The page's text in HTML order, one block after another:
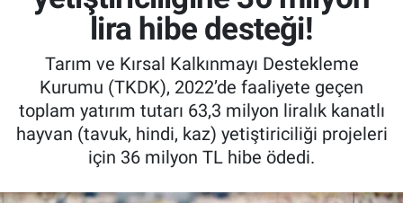
lira hibe desteği!
Tarım ve Kırsal Kalkınmayı Destekleme
Kurumu (TKDK), 2022’de faaliyete geçen
toplam yatırım tutarı 63,3 milyon liralık kanatlı
hayvan (tavuk, hindi, kaz) yetiştiriciliği projeleri
için 36 milyon TL hibe ödedi.
Tarım Kredi Kooperatifleri
Pankobirlik